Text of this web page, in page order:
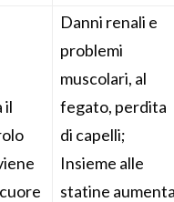
il
Danni renali e
problemi
muscolari, al
fegato, perdita
di capelli;
Insieme alle
statine